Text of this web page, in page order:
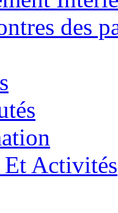
des
Activités